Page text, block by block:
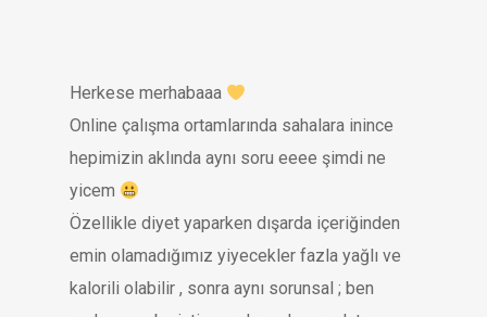
Herkese merhabaaa
Online çalışma ortamlarında sahalara inince
hepimizin aklında aynı soru eeee şimdi ne
yicem
Özellikle diyet yaparken dışarda içeriğinden
emin olamadığımız yiyecekler fazla yağlı ve
kalorili olabilir , sonra aynı sorunsal ; ben